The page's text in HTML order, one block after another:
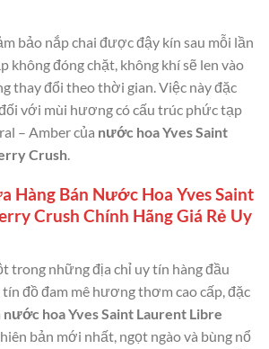
bảo nắp chai được đậy kín sau mỗi lần
không đóng chặt, không khí sẽ len vào
thay đổi theo thời gian. Việc này đặc
với mùi hương có cấu trúc phức tạp
– Amber của nước hoa Yves Saint
Crush.
Hàng Bán Nước Hoa Yves Saint
Crush Chính Hãng Giá Rẻ Uy
trong những địa chỉ uy tín hàng đầu
đồ đam mê hương thơm cao cấp, đặc
nước hoa Yves Saint Laurent Libre
bản mới nhất, ngọt ngào và bùng nổ